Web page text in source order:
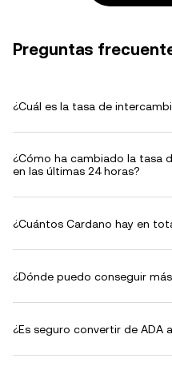
Preguntas
¿Cuál es la tasa de
¿Cómo ha cambiado la tasa
en las últimas 24 horas?
¿Cuántos Cardano hay en
¿Dónde puedo conseguir
¿Es seguro convertir de ADA